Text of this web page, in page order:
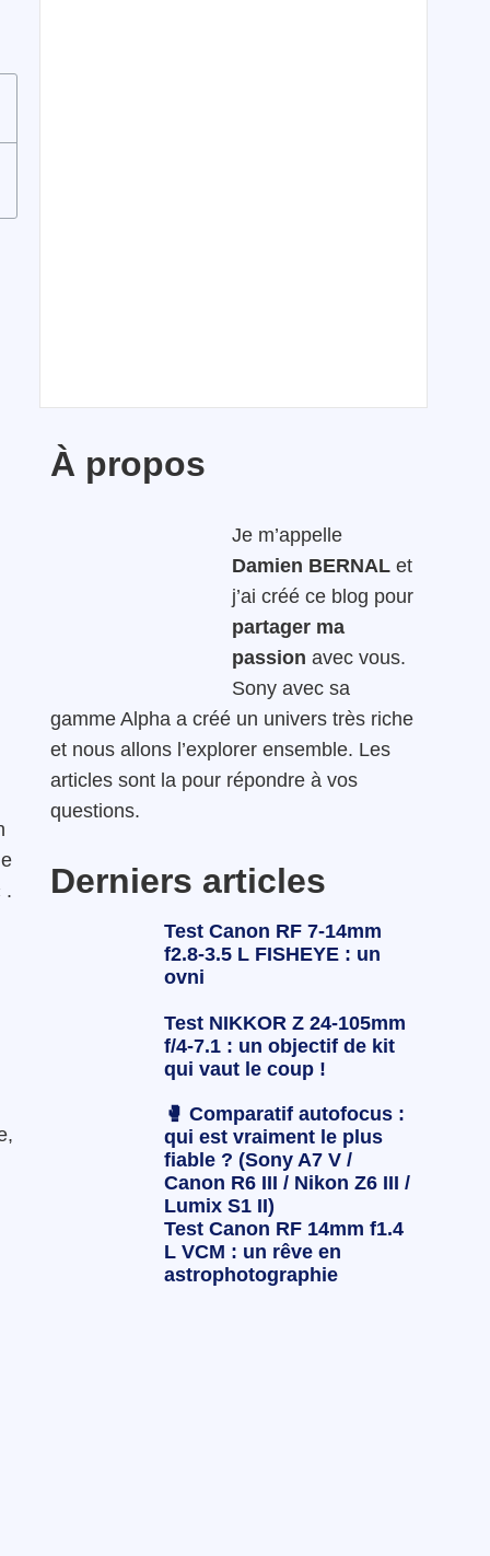
.
À propos
Je m’appelle
Damien BERNAL et
j’ai créé ce blog pour
partager ma
passion avec vous.
Sony avec sa
gamme Alpha a créé un univers très riche
et nous allons l’explorer ensemble. Les
articles sont la pour répondre à vos
questions.
Derniers articles
Test Canon RF 7-14mm
f2.8-3.5 L FISHEYE : un
ovni
Test NIKKOR Z 24-105mm
f/4-7.1 : un objectif de kit
qui vaut le coup !
🥊 Comparatif autofocus :
qui est vraiment le plus
fiable ? (Sony A7 V /
Canon R6 III / Nikon Z6 III /
Lumix S1 II)
Test Canon RF 14mm f1.4
L VCM : un rêve en
astrophotographie